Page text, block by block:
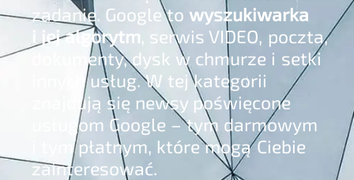
zadanie. Google towyszukiwarka
i jej algorytm, serwis VIDEO, poczta,
dokumenty, dysk w chmurze i setki
innych usług. W tej kategorii
znajdują się newsy poświęcone
usługom Google – tym darmowym
i tym płatnym, które mogą Ciebie
zainteresować.